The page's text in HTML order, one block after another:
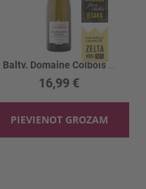
16,99 €
PIEVIENOT GROZAM